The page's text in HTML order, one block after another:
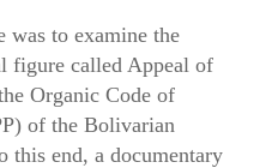
was to examine the
figure called Appeal of
Organic Code of
of the Bolivarian
this end, a documentary